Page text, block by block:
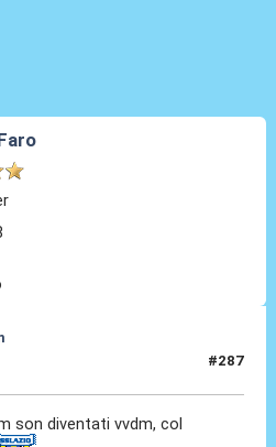
#287
son diventati vvdm, col